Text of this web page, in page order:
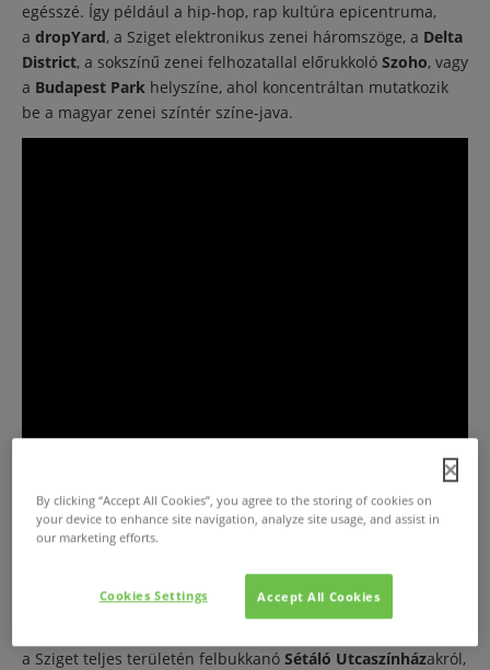
egésszé. Így például a hip-hop, rap kultúra epicentruma,
a dropYard, a Sziget elektronikus zenei háromszöge, a Delta
District, a sokszínű zenei felhozatallal előrukkoló Szoho, vagy
a Budapest Park helyszíne, ahol koncentráltan mutatkozik
be a magyar zenei színtér színe-java.
jelentkeznek szerte a Szigeten a „nem zenei”
élményprogramok is, beszéljünk akár aNagy
a Sziget teljes területén felbukkanó Sétáló Utcaszínházakról,
By clicking “Accept All Cookies”, you agree to the storing of cookies on
your device to enhance site navigation, analyze site usage, and assist in
our marketing efforts.
Accept All Cookies
Cookies Settings